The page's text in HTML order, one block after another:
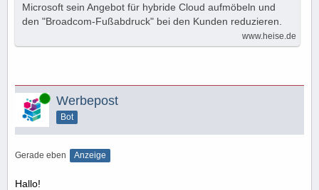
Microsoft sein Angebot für hybride Cloud aufmöbeln und
den "Broadcom-Fußabdruck" bei den Kunden reduzieren.
www.heise.de
Online Werbepost
Bot
Gerade eben Anzeige
Hallo!